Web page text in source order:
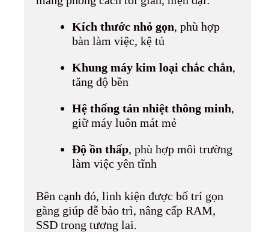
Kích thước nhỏ gọn, phù hợp
bàn làm việc, kệ tủ
Khung máy kim loại chắc chắn,
tăng độ bền
Hệ thống tản nhiệt thông minh,
giữ máy luôn mát mẻ
Độ ồn thấp, phù hợp môi trường
làm việc yên tĩnh
Bên cạnh đó, linh kiện được bố trí gọn
gàng giúp dễ bảo trì, nâng cấp RAM,
SSD trong tương lai.